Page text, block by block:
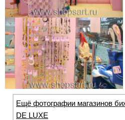
Ещё фотографии магазинов
DE LUXE